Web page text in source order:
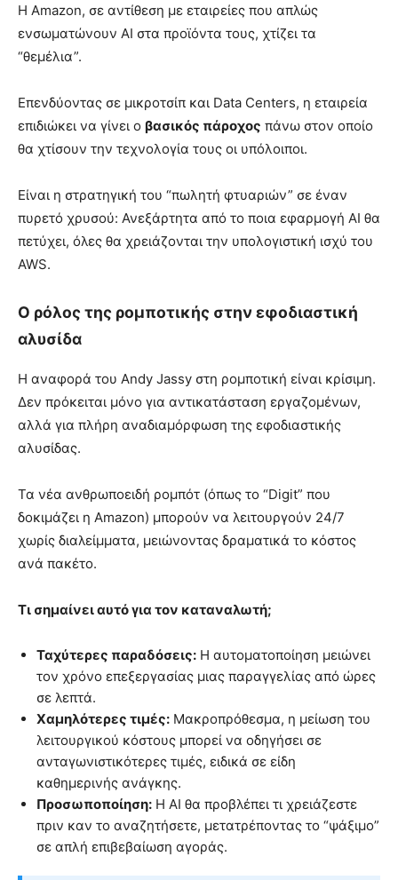
Η Amazon, σε αντίθεση με εταιρείες που απλώς
ενσωματώνουν AI στα προϊόντα τους, χτίζει τα
“θεμέλια”.
Επενδύοντας σε μικροτσίπ και Data Centers, η εταιρεία
επιδιώκει να γίνει ο βασικός πάροχος πάνω στον οποίο
θα χτίσουν την τεχνολογία τους οι υπόλοιποι.
Είναι η στρατηγική του “πωλητή φτυαριών” σε έναν
πυρετό χρυσού: Ανεξάρτητα από το ποια εφαρμογή AI θα
πετύχει, όλες θα χρειάζονται την υπολογιστική ισχύ του
AWS.
Ο ρόλος της ρομποτικής στην εφοδιαστική
αλυσίδα
Η αναφορά του Andy Jassy στη ρομποτική είναι κρίσιμη.
Δεν πρόκειται μόνο για αντικατάσταση εργαζομένων,
αλλά για πλήρη αναδιαμόρφωση της εφοδιαστικής
αλυσίδας.
Τα νέα ανθρωποειδή ρομπότ (όπως το “Digit” που
δοκιμάζει η Amazon) μπορούν να λειτουργούν 24/7
χωρίς διαλείμματα, μειώνοντας δραματικά το κόστος
ανά πακέτο.
Τι σημαίνει αυτό για τον καταναλωτή;
Ταχύτερες παραδόσεις: Η αυτοματοποίηση μειώνει
τον χρόνο επεξεργασίας μιας παραγγελίας από ώρες
σε λεπτά.
Χαμηλότερες τιμές: Μακροπρόθεσμα, η μείωση του
λειτουργικού κόστους μπορεί να οδηγήσει σε
ανταγωνιστικότερες τιμές, ειδικά σε είδη
καθημερινής ανάγκης.
Προσωποποίηση: Η AI θα προβλέπει τι χρειάζεστε
πριν καν το αναζητήσετε, μετατρέποντας το “ψάξιμο”
σε απλή επιβεβαίωση αγοράς.